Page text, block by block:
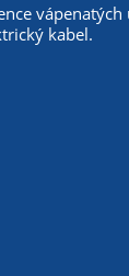
kabel.